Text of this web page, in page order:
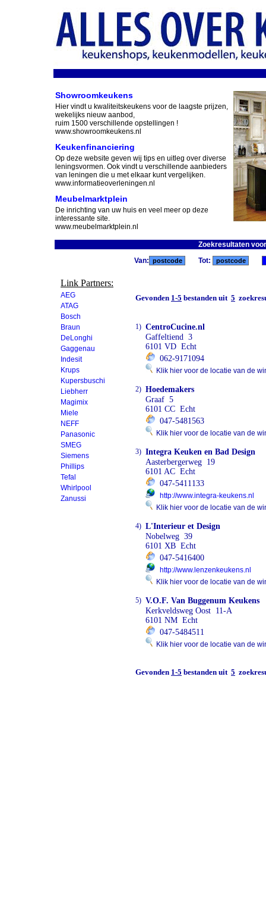
Showroomkeukens
Hier vindt u kwaliteitskeukens voor de laagste prijzen,
wekelijks nieuw aanbod,
ruim 1500 verschillende opstellingen !
www.showroomkeukens.nl
Keukenfinanciering
Op deze website geven wij tips en uitleg over diverse
leningsvormen. Ook vindt u verschillende aanbieders
van leningen die u met elkaar kunt vergelijken.
www.informatieoverleningen.nl
Meubelmarktplein
De inrichting van uw huis en veel meer op deze
interessante site.
www.meubelmarktplein.nl
Zoekresultaten
Link Partners:
AEG
ATAG
Bosch
Braun
DeLonghi
Gaggenau
Indesit
Krups
Kupersbuschi
Liebherr
Magimix
Miele
NEFF
Panasonic
SMEG
Siemens
Phillips
Tefal
Whirlpool
Zanussi
Van: Tot:
Gevonden 1-5 bestanden uit 5
1) CentroCucine.nl
Gaffeltiend 3
6101 VD Echt
062-9171094
Klik hier voor de locatie van de
2) Hoedemakers
Graaf 5
6101 CC Echt
047-5481563
Klik hier voor de locatie van de
3) Integra Keuken en Bad Design
Aasterbergerweg 19
6101 AC Echt
047-5411133
http://www.integra-keukens.nl
Klik hier voor de locatie van de
4) L'Interieur et Design
Nobelweg 39
6101 XB Echt
047-5416400
http://www.lenzenkeukens.nl
Klik hier voor de locatie van de
5) V.O.F. Van Buggenum Keukens
Kerkveldsweg Oost 11-A
6101 NM Echt
047-5484511
Klik hier voor de locatie van de
Gevonden 1-5 bestanden uit 5